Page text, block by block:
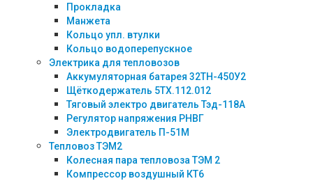
Прокладка
Манжета
Кольцо упл. втулки
Кольцо водоперепускное
Электрика для тепловозов
Аккумуляторная батарея 32ТН-450У2
Щёткодержатель 5ТХ.112.012
Тяговый электро двигатель Тэд-118А
Регулятор напряжения РНВГ
Электродвигатель П-51М
Тепловоз ТЭМ2
Колесная пара тепловоза ТЭМ 2
Компрессор воздушный КТ6